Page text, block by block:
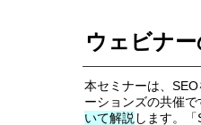
ウェビナ
本セミナーは、
ーションズの共催で
いて解説 します。